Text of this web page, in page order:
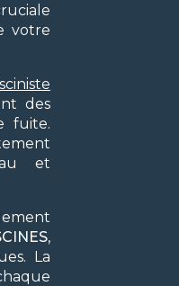
votre
des
fuite.
et
,
La